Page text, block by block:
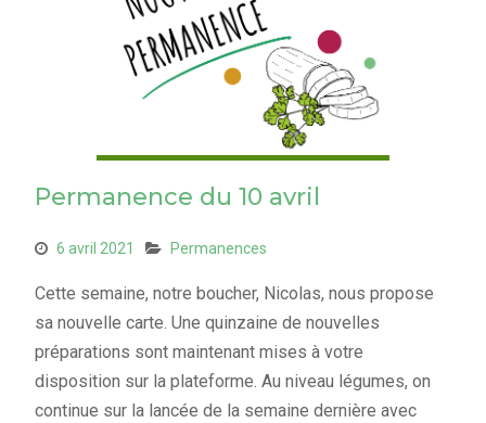
Permanence du 10 avril
6 avril 2021 Permanences
Cette semaine, notre boucher, Nicolas, nous propose
sa nouvelle carte. Une quinzaine de nouvelles
préparations sont maintenant mises à votre
disposition sur la plateforme. Au niveau légumes, on
continue sur la lancée de la semaine dernière avec